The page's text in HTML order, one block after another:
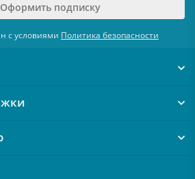
Оформить подписку
с условиями Политика безопасности